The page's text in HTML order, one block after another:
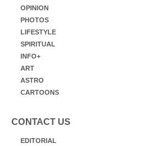
OPINION
PHOTOS
LIFESTYLE
SPIRITUAL
INFO+
ART
ASTRO
CARTOONS
CONTACT US
EDITORIAL